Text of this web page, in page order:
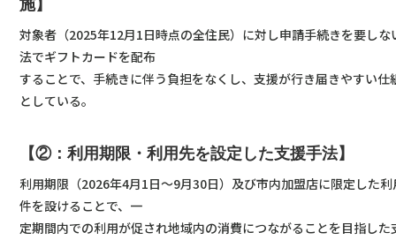
施】
対象者（2025年12月1日時点の全住民）に対し申請手続きを要しな
法でギフトカードを配布
することで、手続きに伴う負担をなくし、支援が行き届きやすい仕
としている。
【②：利用期限・利用先を設定した支援手法】
利用期限（2026年4月1日〜9月30日）及び市内加盟店に限定した
件を設けることで、一
定期間内での利用が促され地域内の消費につながることを目指した